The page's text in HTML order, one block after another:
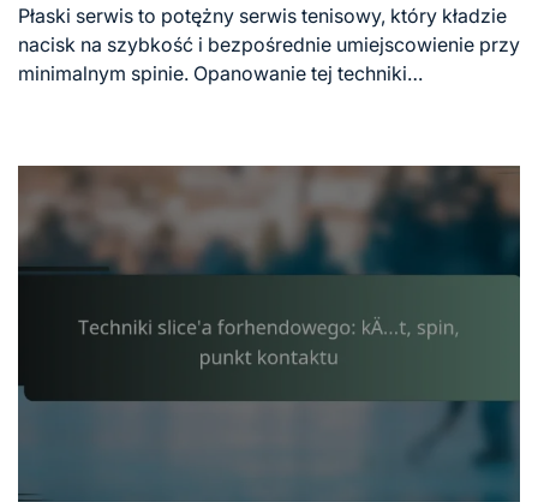
read
time
Płaski serwis to potężny serwis tenisowy, który kładzie
nacisk na szybkość i bezpośrednie umiejscowienie przy
minimalnym spinie. Opanowanie tej techniki…